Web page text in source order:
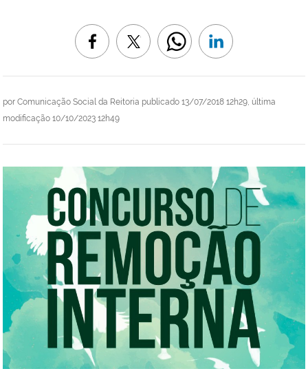
por Comunicação Social da Reitoria publicado 13/07/2018 12h29, última
modificação 10/10/2023 12h49